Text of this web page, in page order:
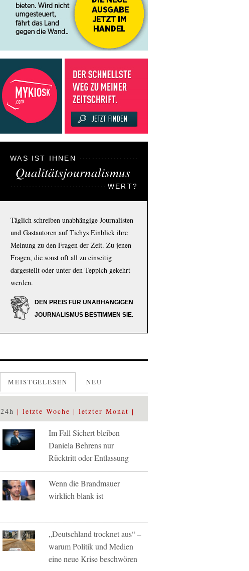
WAS IST IHNEN
Qualitätsjournalismus
WERT?
Täglich schreiben unabhängige Journalisten
und Gastautoren auf Tichys Einblick ihre
Meinung zu den Fragen der Zeit. Zu jenen
Fragen, die sonst oft all zu einseitig
dargestellt oder unter den Teppich gekehrt
werden.
DEN PREIS FÜR UNABHÄNGIGEN
JOURNALISMUS BESTIMMEN SIE.
MEISTGELESEN NEU
24h letzte Woche letzter Monat
Im Fall Sichert bleiben
Daniela Behrens nur
Rücktritt oder Entlassung
Wenn die Brandmauer
wirklich blank ist
„Deutschland trocknet aus“ –
warum Politik und Medien
eine neue Krise beschwören